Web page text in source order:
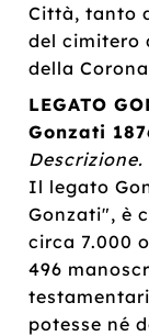
Città, tanto
del cimitero
della
LEGATO
Gonzati
Descrizione.
Il legato
Gonzati", è
circa 7.000
496
potesse né